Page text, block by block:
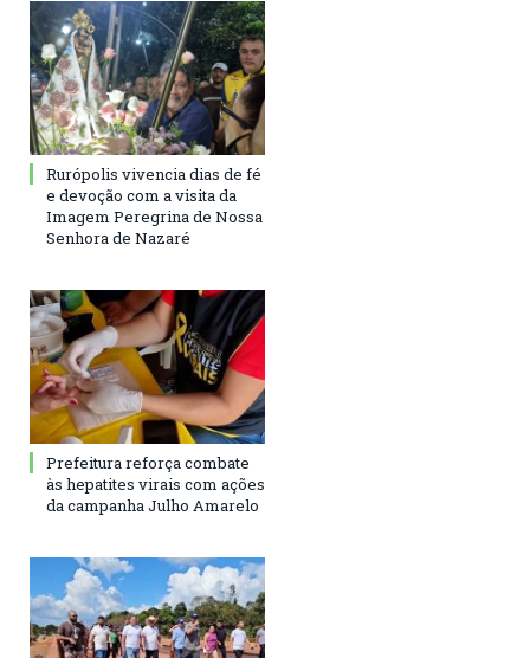
Rurópolis vivencia dias de fé
e devoção com a visita da
Imagem Peregrina de Nossa
Senhora de Nazaré
Prefeitura reforça combate
às hepatites virais com ações
da campanha Julho Amarelo